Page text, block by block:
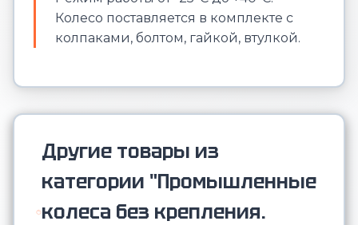
Колесо поставляется в комплекте с
колпаками, болтом, гайкой, втулкой.
Другие товары из
категории "Промышленные
колеса без крепления.